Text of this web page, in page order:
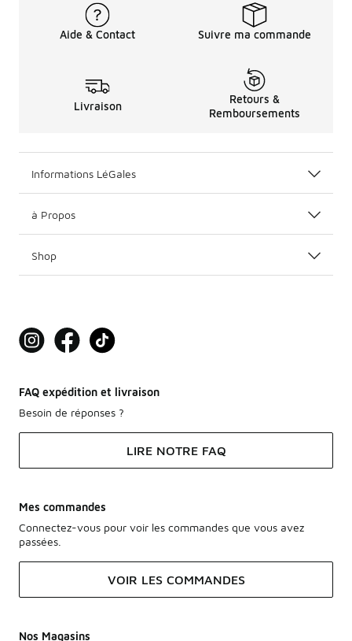
Aide & Contact Suivre ma commande
Livraison
Retours &
Remboursements
Informations LéGales
à Propos
Shop
FAQ expédition et livraison
Besoin de réponses ?
LIRE NOTRE FAQ
Mes commandes
Connectez-vous pour voir les commandes que vous avez
passées.
VOIR LES COMMANDES
Nos Magasins